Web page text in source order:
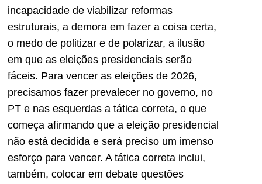
incapacidade de viabilizar reformas
estruturais, a demora em fazer a coisa certa,
o medo de politizar e de polarizar, a ilusão
em que as eleições presidenciais serão
fáceis. Para vencer as eleições de 2026,
precisamos fazer prevalecer no governo, no
PT e nas esquerdas a tática correta, o que
começa afirmando que a eleição presidencial
não está decidida e será preciso um imenso
esforço para vencer. A tática correta inclui,
também, colocar em debate questões